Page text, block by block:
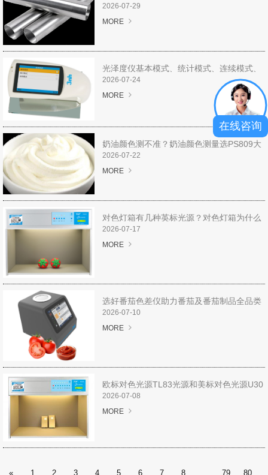
新闻资讯
产品新闻
公司新闻
行业新闻
行业知识
颜色知识
解决方案
下载专区
视频专区
关于我们
企业介绍
服务承诺
在线留言
光泽度测量
2026-07-29
MORE
光泽度仪基本模式、统计模式、连续模式、
质管模式解析
2026-07-24
MORE
奶油颜色测不准？奶油颜色测量选PS809大
口径色差仪！
2026-07-22
MORE
对色灯箱有几种英标光源？对色灯箱为什么
配英标光源？
2026-07-17
MORE
选好番茄色差仪助力番茄及番茄制品全品类
颜色管控
2026-07-10
MORE
欧标对色光源TL83光源和美标对色光源U30
光源区别
2026-07-08
MORE
« 1 2 3 4 5 6 7 8 79 80
在线咨询